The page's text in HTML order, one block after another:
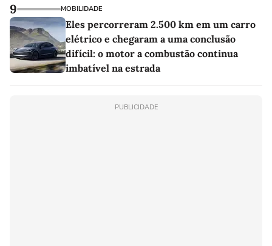
9 MOBILIDADE
Eles percorreram 2.500 km em um carro
elétrico e chegaram a uma conclusão
difícil: o motor a combustão continua
imbatível na estrada
PUBLICIDADE